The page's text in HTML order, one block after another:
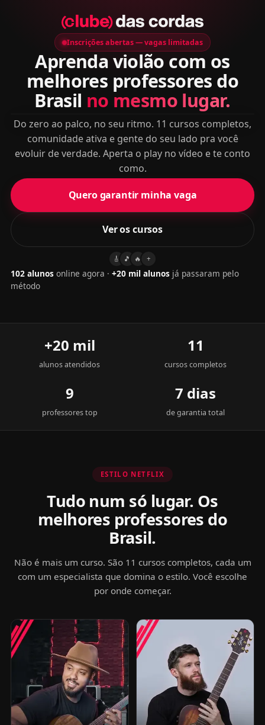
Inscrições abertas — vagas limitadas
Aprenda violão com os
melhores professores do
Brasil no mesmo lugar.
Do zero ao palco, no seu ritmo. 11 cursos completos,
comunidade ativa e gente do seu lado pra você
evoluir de verdade. Aperta o play no vídeo e te conto
como.
Quero garantir minha vaga
Ver os cursos
🎸 🎵 🔥 +
102 alunos online agora · +20 mil alunos já passaram pelo
método
+20 mil
alunos atendidos
11
cursos completos
9
professores top
7 dias
de garantia total
ESTILO NETFLIX
Tudo num só lugar. Os
melhores professores do
Brasil.
Não é mais um curso. São 11 cursos completos, cada um
com um especialista que domina o estilo. Você escolhe
por onde começar.